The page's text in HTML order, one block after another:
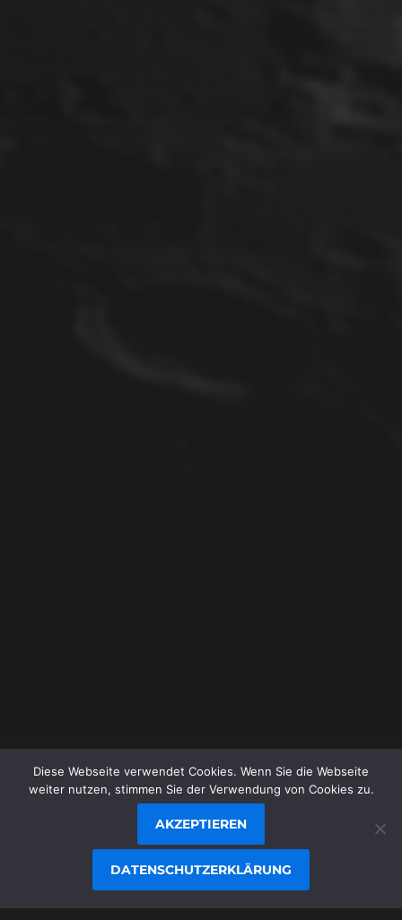
© 1996-2026STEFAN JUNGER/
JUNGER.NET
THEMA VONANDERS NORÉN
Diese Webseite verwendet Cookies. Wenn Sie die Webseite
weiter nutzen, stimmen Sie der Verwendung von Cookies zu.
AKZEPTIEREN
DATENSCHUTZERKLÄRUNG